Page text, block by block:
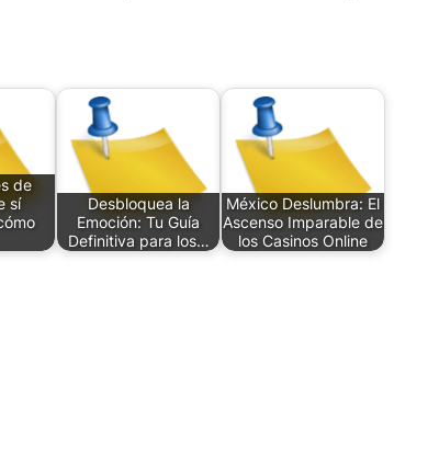
de
sí
Desbloquea la
Emoción: Tu Guía
Definitiva para los…
México Deslumbra: El
Ascenso Imparable de
los Casinos Online